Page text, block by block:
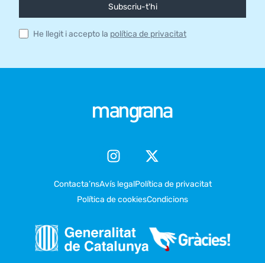
Subscriu-t'hi
He llegit i accepto la política de privacitat
Contacta’nsAvís legalPolítica de privacitat
Política de cookiesCondicions